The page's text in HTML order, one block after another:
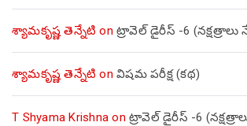
శ్యామకృష్ణ తెన్నేటి on ట్రావెల్ డైరీస్ -6 (నక్షత్రాలు
శ్యామకృష్ణ తెన్నేటి on విషమ పరీక్ష (క‌థ‌)
T Shyama Krishna on ట్రావెల్ డైరీస్ -6